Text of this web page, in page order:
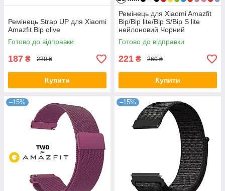
Ремінець Strap UP для Xiaomi
Amazfit Bip olive
Готово до відправки
187 ₴ 220 ₴
Купити
Ремінець для Xiaomi Amazfit
Bip/Bip lite/Bip S/Bip S lite
нейлоновий Чорний
Готово до відправки
221 ₴ 260 ₴
Купити
–15% –15%